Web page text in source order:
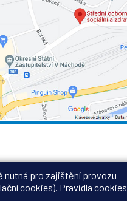
nutná pro zajištění provozu
cookies). Pravidla cookies